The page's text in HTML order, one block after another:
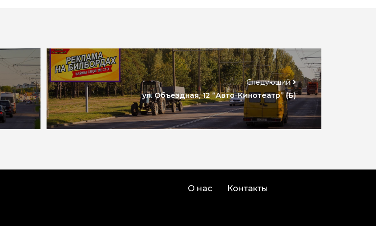
Следующий
ул. Объездная, 12 “Авто-Кинотеатр” (Б)
О нас Контакты